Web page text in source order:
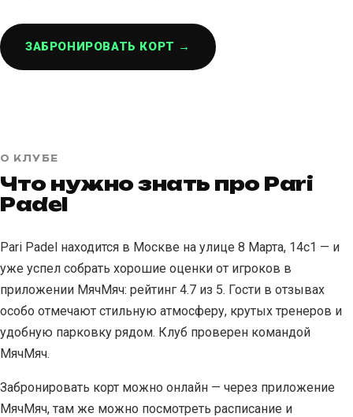
ЗАБРОНИРОВАТЬ КОРТ →
О КЛУБЕ
Что нужно знать про Pari
Padel
Pari Padel находится в Москве на улице 8 Марта, 14с1 — и
уже успел собрать хорошие оценки от игроков в
приложении МячМяч: рейтинг 4.7 из 5. Гости в отзывах
особо отмечают стильную атмосферу, крутых тренеров и
удобную парковку рядом. Клуб проверен командой
МячМяч.
Забронировать корт можно онлайн — через приложение
МячМяч, там же можно посмотреть расписание и